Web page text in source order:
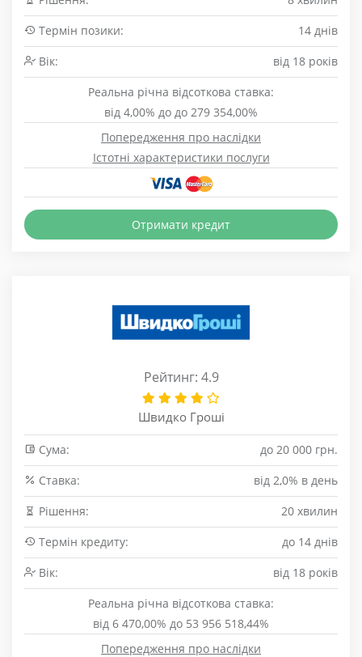
Термін позики:
14 днів
Вік:
від 18 років
Реальна річна відсоткова ставка:
від 4,00% до до 279 354,00%
Попередження про наслідки
Істотні характеристики послуги
Отримати кредит
Рейтинг: 4.9
Швидко Гроші
Сума:
до 20 000 грн.
Cтавка:
від 2,0% в день
Рішення:
20 хвилин
Термін кредиту:
до 14 днів
Вік:
від 18 років
Реальна річна відсоткова ставка:
від 6 470,00% до 53 956 518,44%
Попередження про наслідки